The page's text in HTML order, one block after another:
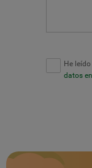
He
datos